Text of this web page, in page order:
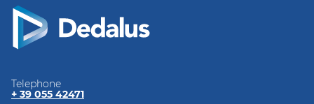
Telephone
+ 39 055 42471